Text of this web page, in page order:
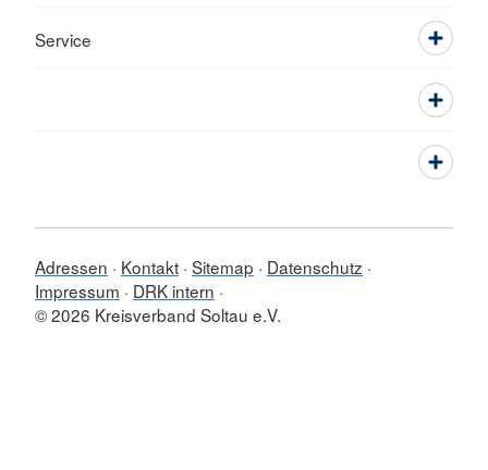
Service
Adressen Kontakt Sitemap
Datenschutz
Impressum
DRK intern
© 2026 Kreisverband Soltau e.V.